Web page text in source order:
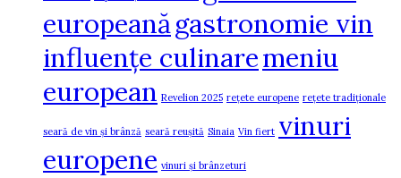
europeanăgastronomie vin
influențe culinaremeniu
european Revelion 2025 rețete europene rețete tradiționale
seară de vin și brânză seară reușită Sinaia Vin fiert vinuri
europene vinuri și brânzeturi